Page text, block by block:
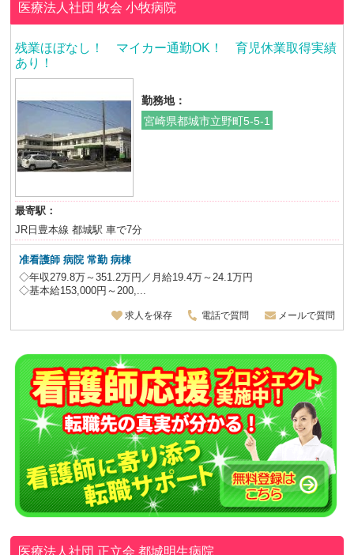
医療法人社団 牧会小牧病院
残業ほぼなし！ マイカー通勤OK！ 育児休業取得実績
あり！
勤務地：
宮崎県都城市立野町5-5-1
最寄駅：
JR日豊本線 都城駅 車で7分
准看護師 病院 常勤 病棟
◇年収279.8万～351.2万円／月給19.4万～24.1万円
◇基本給153,000円～200,...
求人を保存 電話で質問 メールで質問
医療法人社団 正立会都城明生病院